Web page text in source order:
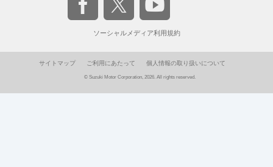
ソーシャルメディア利用規約
サイトマップ ご利用にあたって 個人情報の取り扱いについて
© Suzuki Motor Corporation, 2026. All rights reserved.